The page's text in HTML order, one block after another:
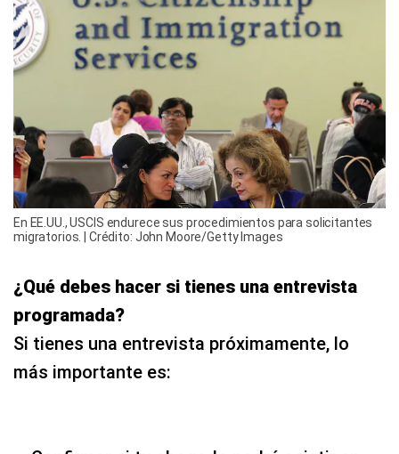
En EE.UU., USCIS endurece sus procedimientos para solicitantes
migratorios. | Crédito: John Moore/Getty Images
¿Qué debes hacer si tienes una entrevista
programada?
Si tienes una entrevista próximamente, lo
más importante es: